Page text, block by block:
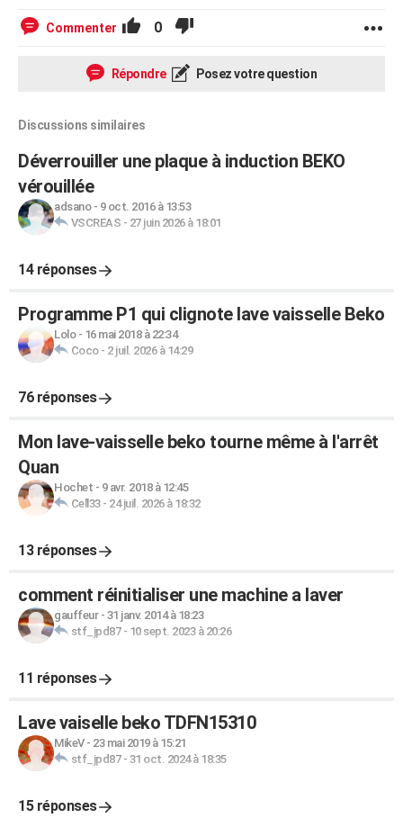
FORUM
Commenter 0
Répondre Posez votre question
Discussions similaires
Déverrouiller une plaque à induction BEKO
vérouillée
adsano- 9 oct. 2016 à 13:53
VSCREAS - 27 juin 2026 à 18:01
14 réponses
Programme P1 qui clignote lave vaisselle Beko
Lolo- 16 mai 2018 à 22:34
Coco- 2 juil. 2026 à 14:29
76 réponses
Mon lave-vaisselle beko tourne même à l'arrêt
Quan
Hochet - 9 avr. 2018 à 12:45
Cell33- 24 juil. 2026 à 18:32
13 réponses
comment réinitialiser une machine a laver
gauffeur- 31 janv. 2014 à 18:23
stf_jpd87- 10 sept. 2023 à 20:26
11 réponses
Lave vaiselle beko TDFN15310
MikeV- 23 mai 2019 à 15:21
stf_jpd87- 31 oct. 2024 à 18:35
15 réponses